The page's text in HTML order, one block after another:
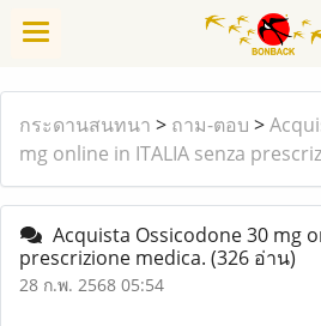
กระดานสนทนา > ถาม-ตอบ >
mg online in ITALIA senza
Acquista Ossicodone 30 mg
prescrizione medica. (326 อ่าน)
28 ก.พ. 2568 05:54